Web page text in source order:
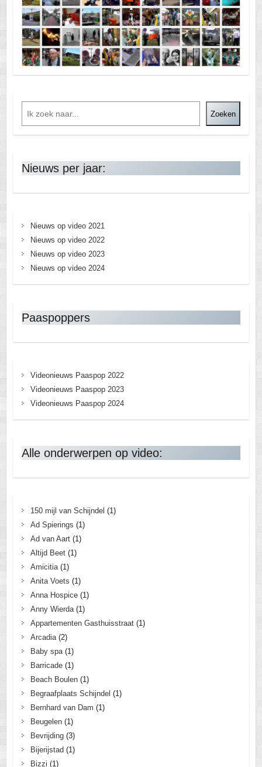
Zoeken
Nieuws per jaar:
Nieuws op video 2021
Nieuws op video 2022
Nieuws op video 2023
Nieuws op video 2024
Paaspoppers
Videonieuws Paaspop 2022
Videonieuws Paaspop 2023
Videonieuws Paaspop 2024
Alle onderwerpen op video:
150 mijl van Schijndel (1)
Ad Spierings (1)
Ad van Aart(1)
Altijd Beet(1)
Amicitia(1)
Anita Voets (1)
Anna Hospice(1)
Anny Wierda(1)
Appartementen Gasthuisstraat(1)
Arcadia(2)
Baby spa(1)
Barricade(1)
Beach Boulen(1)
Begraafplaats Schijndel (1)
Bernhard van Dam (1)
Beugelen(1)
Bevrijding(3)
Bijerijstad (1)
Bizzi (1)